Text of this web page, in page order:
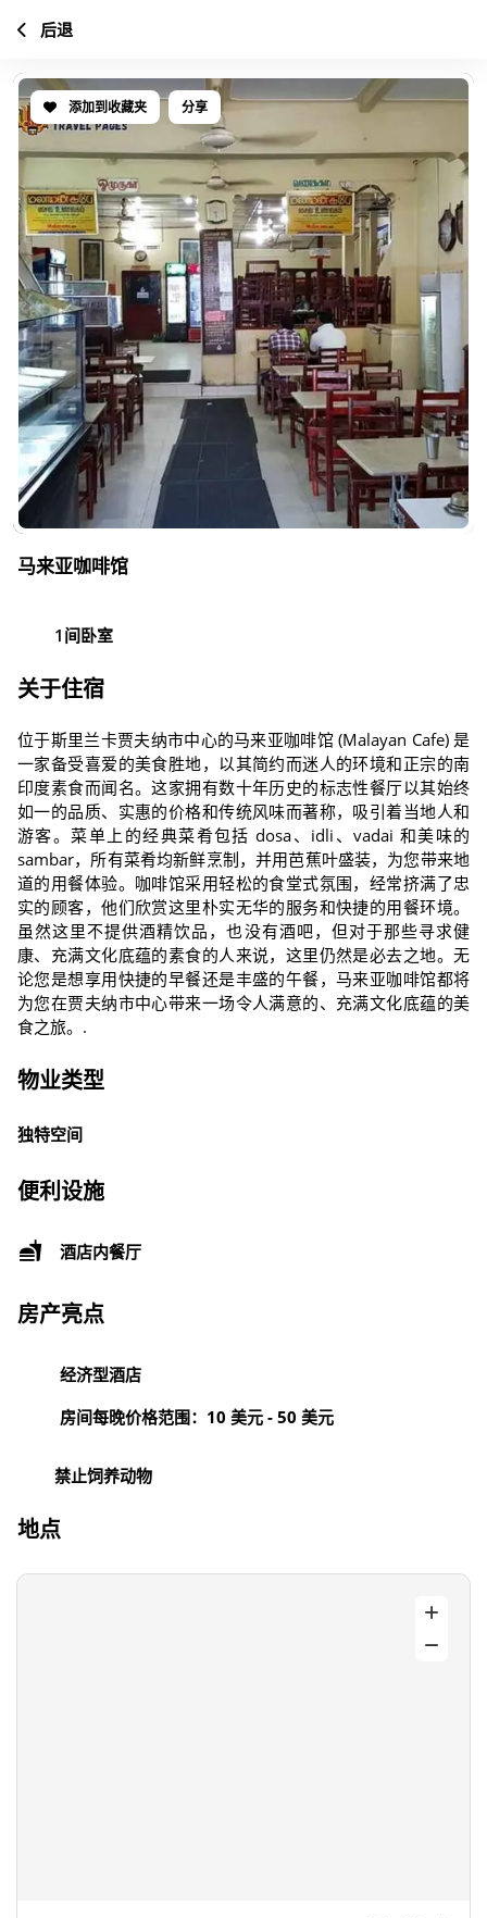
添加到收藏夹 分享
马来亚咖啡馆
1间卧室
关于住宿
位于斯里兰卡贾夫纳市中心的马来亚咖啡馆 (Malayan Cafe) 是
一家备受喜爱的美食胜地，以其简约而迷人的环境和正宗的南
印度素食而闻名。这家拥有数十年历史的标志性餐厅以其始终
如一的品质、实惠的价格和传统风味而著称，吸引着当地人和
游客。菜单上的经典菜肴包括 dosa、idli、vadai 和美味的
sambar，所有菜肴均新鲜烹制，并用芭蕉叶盛装，为您带来地
道的用餐体验。咖啡馆采用轻松的食堂式氛围，经常挤满了忠
实的顾客，他们欣赏这里朴实无华的服务和快捷的用餐环境。
虽然这里不提供酒精饮品，也没有酒吧，但对于那些寻求健
康、充满文化底蕴的素食的人来说，这里仍然是必去之地。无
论您是想享用快捷的早餐还是丰盛的午餐，马来亚咖啡馆都将
为您在贾夫纳市中心带来一场令人满意的、充满文化底蕴的美
食之旅。.
物业类型
独特空间
便利设施
酒店内餐厅
房产亮点
经济型酒店
房间每晚价格范围：10 美元 - 50 美元
禁止饲养动物
地点
后退